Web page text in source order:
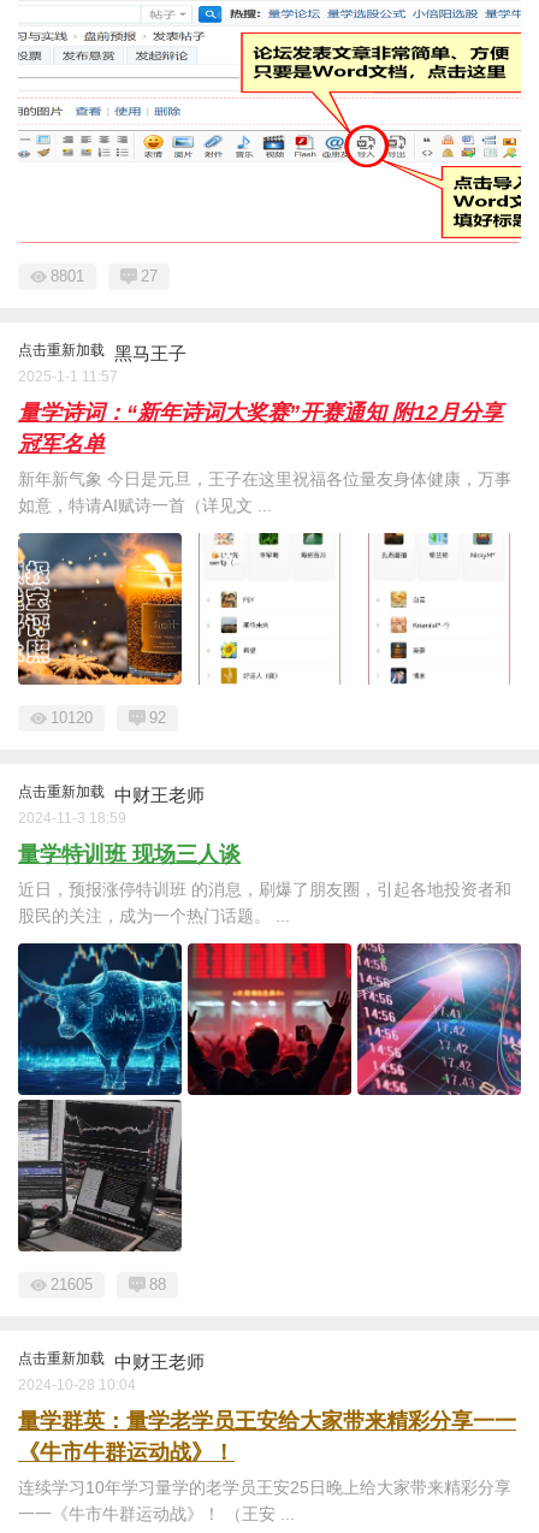
8801 27
点击重新加载 黑马王子
2025-1-1 11:57
量学诗词：“新年诗词大奖赛”开赛通知 附12月分享
冠军名单
新年新气象 今日是元旦，王子在这里祝福各位量友身体健康，万事
如意，特请AI赋诗一首（详见文 ...
10120 92
点击重新加载 中财王老师
2024-11-3 18:59
量学特训班 现场三人谈
近日，预报涨停特训班 的消息，刷爆了朋友圈，引起各地投资者和
股民的关注，成为一个热门话题。 ...
21605 88
点击重新加载 中财王老师
2024-10-28 10:04
量学群英：量学老学员王安给大家带来精彩分享一一
《牛市牛群运动战》！
连续学习10年学习量学的老学员王安25日晚上给大家带来精彩分享
一一《牛市牛群运动战》！ （王安 ...